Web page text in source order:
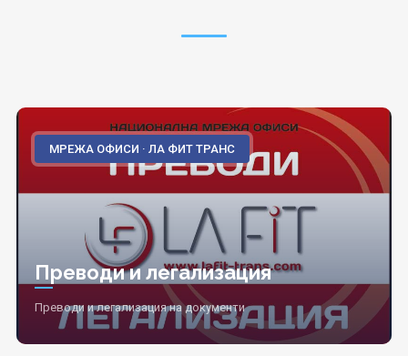
МРЕЖА ОФИСИ · ЛА ФИТ ТРАНС
Преводи и легализация
Преводи и легализация на документи